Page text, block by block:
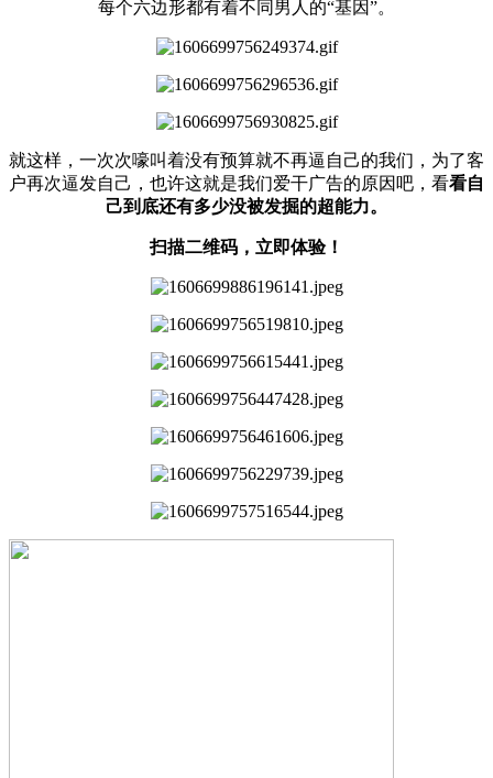
每个六边形都有着不同男人的“基因”。
就这样，一次次嚎叫着没有预算就不再逼自己的我们，为了客
户再次逼发自己，也许这就是我们爱干广告的原因吧，看看自
己到底还有多少没被发掘的超能力。
扫描二维码，立即体验！